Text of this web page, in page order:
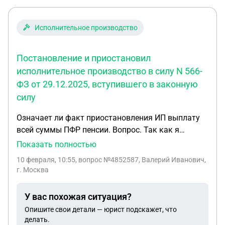
пересмотрен Конституционным Судом. Не хочется
поддержку из-за бюрократии не имею желания ю.
Заранее спасибо.
Исполнительное производство
Постановление и приостановил
исполнительное производство в силу N 566-
ФЗ от 29.12.2025, вступившего в законную
силу
Означает ли факт приостановления ИП выплату
всей суммы ПФР пенсии. Вопрос. Так как я
являюсь пенсионером по возрасту взыскание
минимума из ПФР, означает ли факт
прожиточного минимума? Пенсию я получаю 9
числа на Почте и за февраль получил как прежде
Показать полностью
10 февраля, 10:55, вопрос №4852587, Валерий Иванович,
г. Москва
У вас похожая ситуация?
Опишите свои детали — юрист подскажет, что
делать.